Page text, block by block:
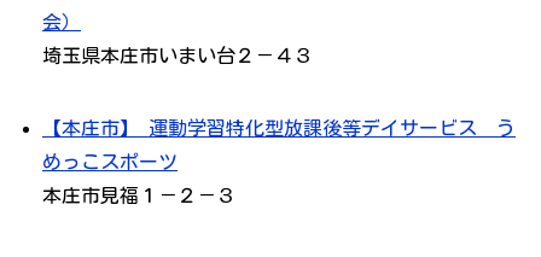
会）
埼玉県本庄市いまい台２－４３
【本庄市】 運動学習特化型放課後等デイサービス う
めっこスポーツ
本庄市見福１－２－３